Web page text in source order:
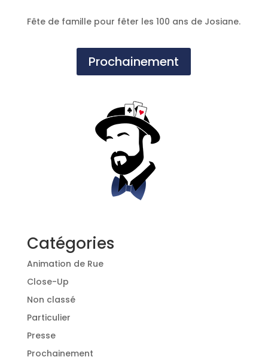
Fête de famille pour fêter les 100 ans de Josiane.
Prochainement
Catégories
Animation de Rue
Close-Up
Non classé
Particulier
Presse
Prochainement